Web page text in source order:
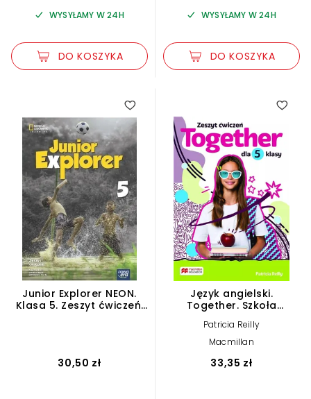
WYSYŁAMY W 24H
DO KOSZYKA
WYSYŁAMY W 24H
DO KOSZYKA
Junior Explorer NEON.
Klasa 5. Zeszyt ćwiczeń.
30,50 zł
Język angielski.
Together. Szkoła
Zeszyt ćwiczeń
Patricia Reilly
Macmillan
33,35 zł